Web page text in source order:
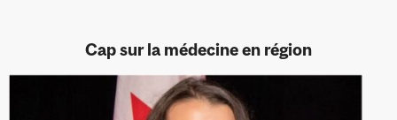
Cap sur la médecine en région